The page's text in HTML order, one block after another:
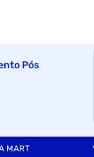
Pós
MART